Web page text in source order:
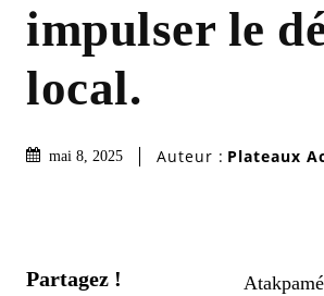
impulser le
local.
mai 8, 2025 Auteur : Plateaux
Partagez !